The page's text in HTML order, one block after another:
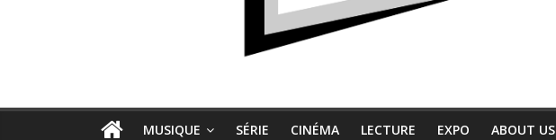
MUSIQUE SÉRIE CINÉMA LECTURE EXPO ABOUT US